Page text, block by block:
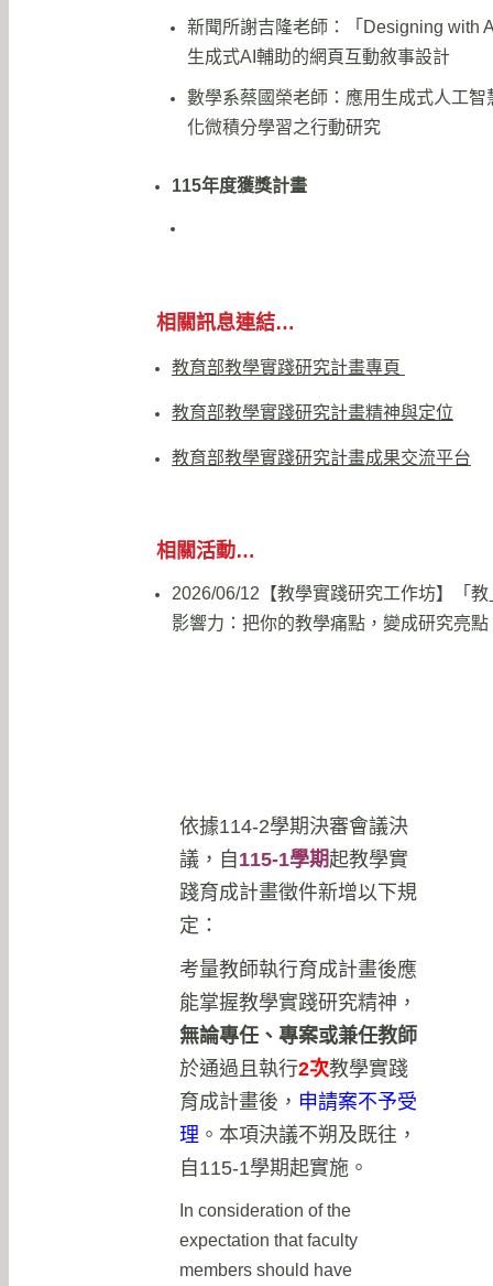
新聞所謝吉隆老師：「Designing with
⽣成式AI輔助的網⾴互動敘事設計
數學系蔡國榮老師：應用生成式人工智
化微積分學習之行動研究
115年度獲獎計畫
相關訊息連結…
教育部教學實踐研究計畫專頁
教育部教學實踐研究計畫精神與定位
教育部教學實踐研究計畫成果交流平台
相關活動…
2026/06/12【教學實踐研究工作坊】「教
影響力：把你的教學痛點，變成研究亮點
依據114-2學期決審會議決
議，自 115-1學期起教學實
踐育成計畫徵件新增以下規
定：
考量教師執行育成計畫後應
能掌握教學實踐研究精神，
無論專任、專案或兼任教師
於通過且執行2次教學實踐
育成計畫後， 申請案不予受
理 。本項決議不朔及既往，
自115-1學期起實施。
In consideration of the
expectation that faculty
members should have